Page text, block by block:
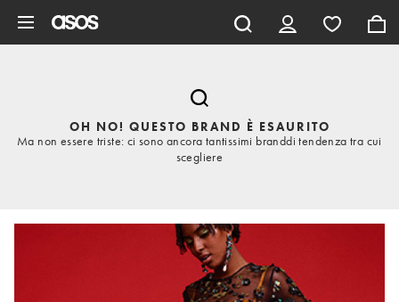
OH NO! QUESTO BRAND È ESAURITO
Ma non essere triste: ci sono ancora tantissimi branddi tendenza tra cui
scegliere